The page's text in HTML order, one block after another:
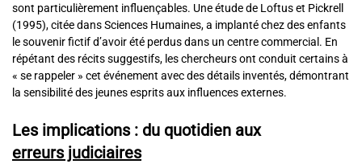
sont particulièrement influençables. Une étude de Loftus et Pickrell
(1995), citée dans Sciences Humaines, a implanté chez des enfants
le souvenir fictif d’avoir été perdus dans un centre commercial. En
répétant des récits suggestifs, les chercheurs ont conduit certains à
« se rappeler » cet événement avec des détails inventés, démontrant
la sensibilité des jeunes esprits aux influences externes.
Les implications : du quotidien aux
erreurs judiciaires